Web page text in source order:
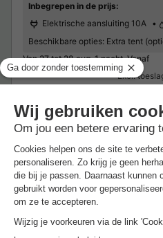
Inbegrepen in de prijs:
Elektrische aansluiting 10A
Beschikbare opties: Extra tent
Van 27 tot 28 aug, 1 nacht, Vanaf
Excl.
Meer